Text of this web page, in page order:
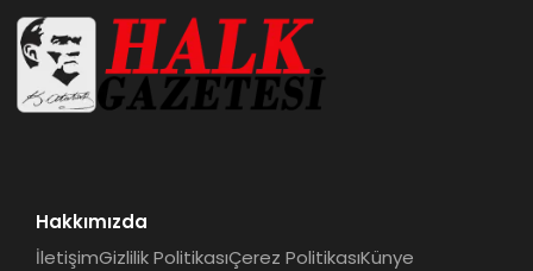
Hakkımızda
İletişimGizlilik PolitikasıÇerez PolitikasıKünye